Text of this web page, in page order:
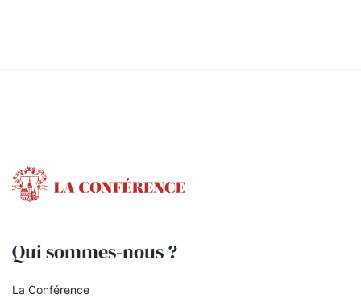
Qui sommes-nous ?
La Conférence